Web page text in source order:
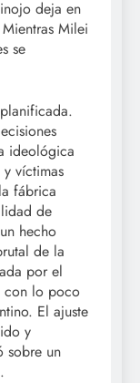
deja en
Milei
se
ideológica
víctimas
fábrica
de
hecho
de la
por el
con lo poco
El ajuste
y
sobre un